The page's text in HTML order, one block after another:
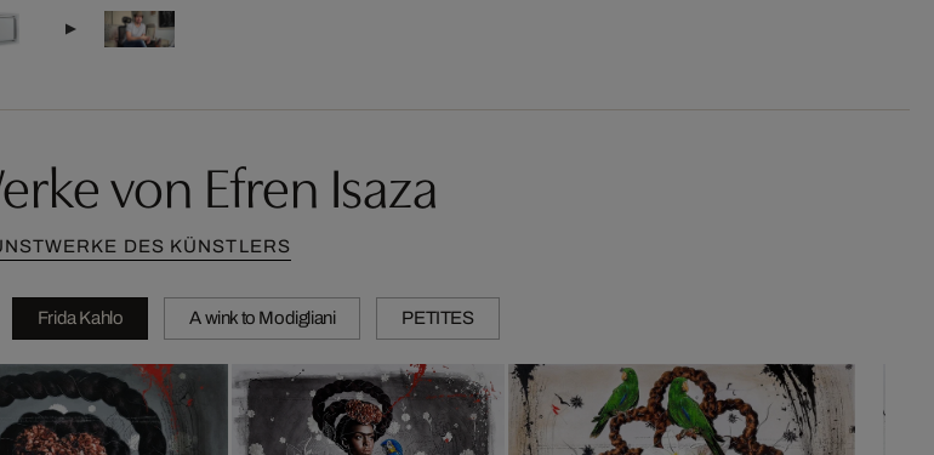
von Efren Isaza
DES KÜNSTLERS
Frida Kahlo A wink to Modigliani PETITES